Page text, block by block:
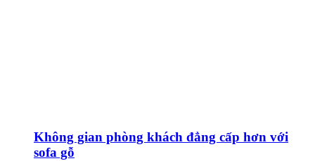
Không gian phòng khách đẳng cấp hơn với
sofa gỗ